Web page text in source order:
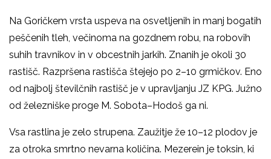
Na Goričkem vrsta uspeva na osvetljenih in manj bogatih
peščenih tleh, večinoma na gozdnem robu, na robovih
suhih travnikov in v obcestnih jarkih. Znanih je okoli 30
rastišč. Razpršena rastišča štejejo po 2–10 grmičkov. Eno
od najbolj številčnih rastišč je v upravljanju JZ KPG. Južno
od železniške proge M. Sobota–Hodoš ga ni.
Vsa rastlina je zelo strupena. Zaužitje že 10–12 plodov je
za otroka smrtno nevarna količina. Mezerein je toksin, ki